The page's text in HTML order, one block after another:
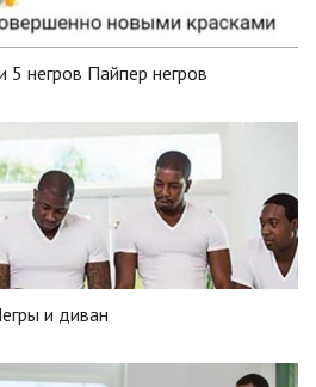
5 негров Пайпер негров
и диван